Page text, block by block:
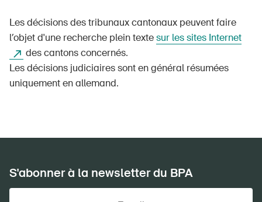
Les décisions des tribunaux cantonaux peuvent faire
l’objet d'une recherche plein textesur les sites Internet
des cantons concernés.
Les décisions judiciaires sont en général résumées
uniquement en allemand.
S'abonner à la newsletter du BPA